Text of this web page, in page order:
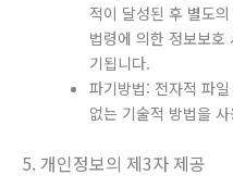
적이 달성된 후 별도
법령에 의한 정보보
기됩니다.
파기방법: 전자적 파
없는 기술적 방법을
5. 개인정보의 제3자 제공